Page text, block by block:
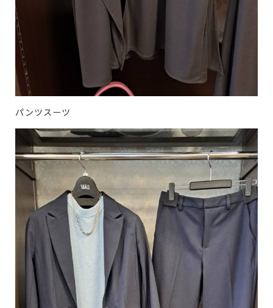
パンツスーツ